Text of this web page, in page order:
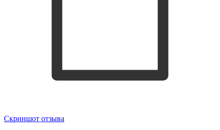
Скриншот отзыва